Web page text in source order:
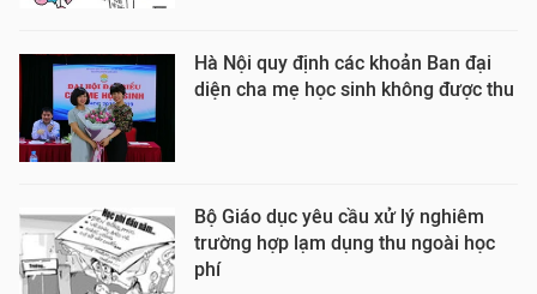
Hà Nội quy định các khoản Ban đại
diện cha mẹ học sinh không được thu
Bộ Giáo dục yêu cầu xử lý nghiêm
trường hợp lạm dụng thu ngoài học
phí